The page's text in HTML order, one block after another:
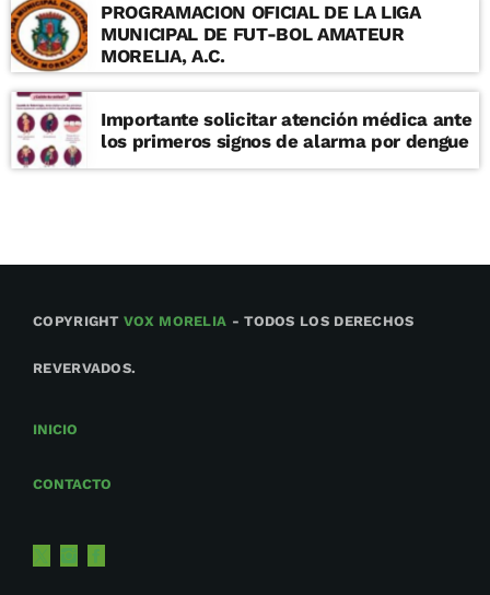
PROGRAMACION OFICIAL DE LA LIGA
MUNICIPAL DE FUT-BOL AMATEUR
MORELIA, A.C.
Importante solicitar atención médica ante
los primeros signos de alarma por dengue
COPYRIGHTVOX MORELIA - TODOS LOS DERECHOS
REVERVADOS.
INICIO
CONTACTO